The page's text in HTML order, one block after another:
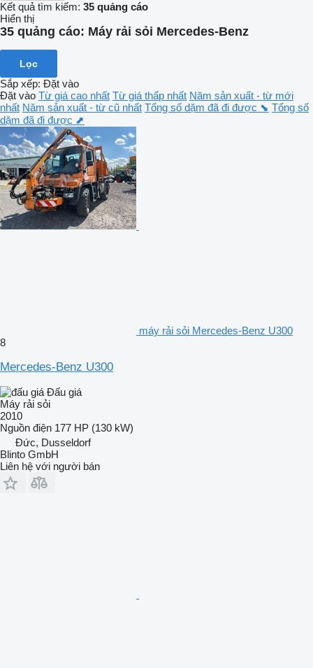
Kết quả tìm kiếm: 35 quảng cáo
Hiển thị
35 quảng cáo: Máy rải sỏi Mercedes-Benz
Lọc
Sắp xếp: Đặt vào
Đặt vào Từ giá cao nhất Từ giá thấp nhất Năm sản xuất - từ mới
nhất Năm sản xuất - từ cũ nhất Tổng số dặm đã đi được ⬊ Tổng số
dặm đã đi được ⬈
máy rải sỏi Mercedes-Benz U300
8
Mercedes-Benz U300
Đấu giá
Máy rải sỏi
2010
Nguồn điện 177 HP (130 kW)
Đức, Dusseldorf
Blinto GmbH
Liên hệ với người bán